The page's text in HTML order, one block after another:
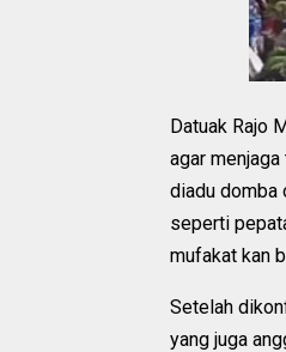
Datuak Rajo
agar
diadu domba
seperti
mufakat kan
Setelah
yang juga